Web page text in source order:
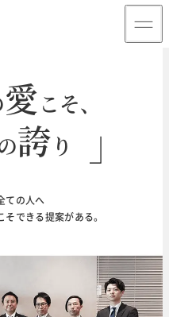
のために
愛こそ、
誇 り
ての人へ
できる提案がある。